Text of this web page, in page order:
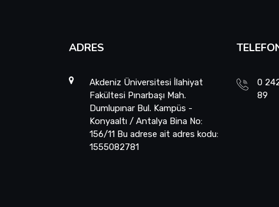
ADRES
Akdeniz Üniversitesi İlahiyat
Fakültesi Pınarbaşı Mah.
Dumlupınar Bul. Kampüs -
Konyaaltı / Antalya Bina No:
156/11 Bu adrese ait adres kodu:
1555082781
0
89